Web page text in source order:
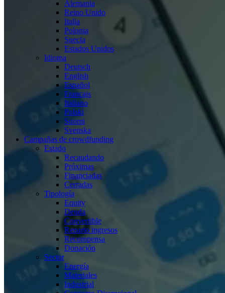
Alemania
Reino Unido
Italia
Polonia
Suecia
Estados Unidos
Idioma
Deutsch
English
Español
Français
Italiano
Polski
Suomi
Svenska
Campañas de crowdfunding
Estado
Recaudando
Próximas
Financiadas
Cerradas
Tipología
Equity
Deuda
Convertible
Reparto ingresos
Recompensa
Donación
Sector
Energía
Materiales
Industrial